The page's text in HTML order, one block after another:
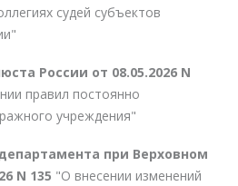
судей субъектов
России от 08.05.2026 N
правил постоянно
учреждения"
при Верховном
N 135 "О внесении изменений